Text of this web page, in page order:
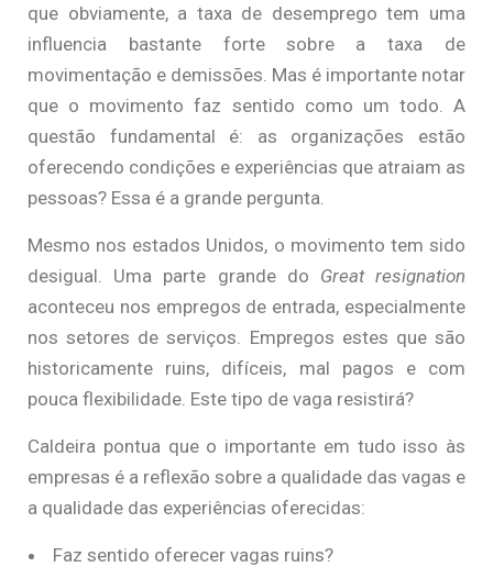
que obviamente, a taxa de desemprego tem uma
influencia bastante forte sobre a taxa de
movimentação e demissões. Mas é importante notar
que o movimento faz sentido como um todo. A
questão fundamental é: as organizações estão
oferecendo condições e experiências que atraiam as
pessoas? Essa é a grande pergunta.
Mesmo nos estados Unidos, o movimento tem sido
desigual. Uma parte grande do Great resignation
aconteceu nos empregos de entrada, especialmente
nos setores de serviços. Empregos estes que são
historicamente ruins, difíceis, mal pagos e com
pouca flexibilidade. Este tipo de vaga resistirá?
Caldeira pontua que o importante em tudo isso às
empresas é a reflexão sobre a qualidade das vagas e
a qualidade das experiências oferecidas:
Faz sentido oferecer vagas ruins?